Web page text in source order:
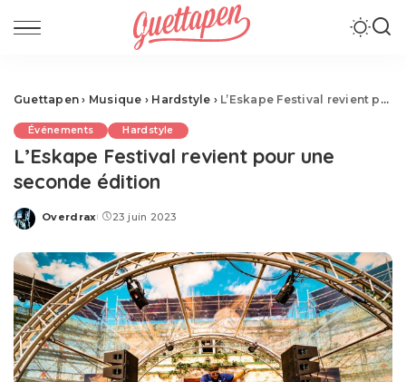
Guettapen › Musique › Hardstyle › L’Eskape Festival revient pour une seconde édition
Événements Hardstyle
L’Eskape Festival revient pour une
seconde édition
Posted
Overdrax 23 juin 2023